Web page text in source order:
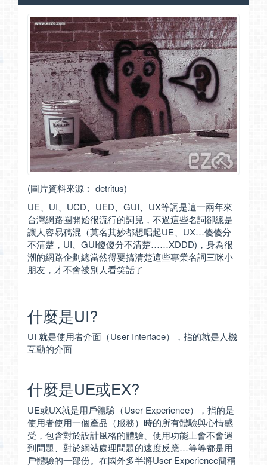
(圖片資料來源︰ detritus)
UE、UI、UCD、UED、GUI、UX等詞是這一兩年來
台灣網路圈開始很流行的詞兒，不過這些名詞卻總是
讓人容易稿混（莫名其妙都想唱起UE、UX…傻傻分
不清楚，UI、GUI傻傻分不清楚……XDDD)，身為很
潮的網路企劃總當然得要搞清楚這些專業名詞三咪小
朋友，才不會被別人看笑話了
什麼是UI?
UI 就是使用者介面（User Interface），指的就是人機
互動的介面
什麼是UE或EX?
UE或UX就是用戶體驗（User Experience），指的是
使用者使用一個產品（服務）時的所有體驗與心情感
受，包含對於設計風格的體驗、使用功能上會不會遇
到問題、對於網站處理問題的速度反應…等等都是用
戶體驗的一部份。在國外多半將User Experience簡稱